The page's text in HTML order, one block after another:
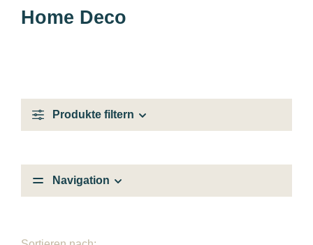
Home Deco
Produkte filtern
Navigation